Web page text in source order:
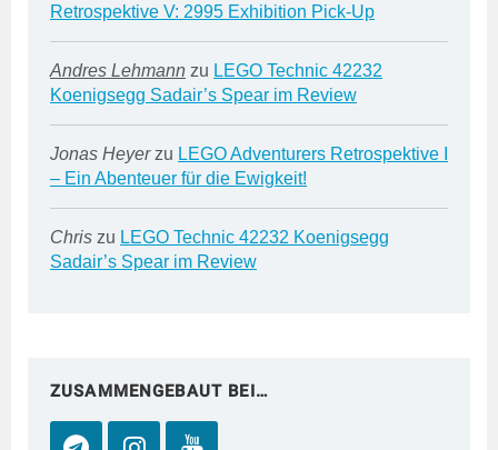
Retrospektive V: 2995 Exhibition Pick-Up
Andres Lehmann zu LEGO Technic 42232
Koenigsegg Sadair’s Spear im Review
Jonas Heyerzu LEGO Adventurers Retrospektive I
– Ein Abenteuer für die Ewigkeit!
Chris zu LEGO Technic 42232 Koenigsegg
Sadair’s Spear im Review
ZUSAMMENGEBAUT BEI…